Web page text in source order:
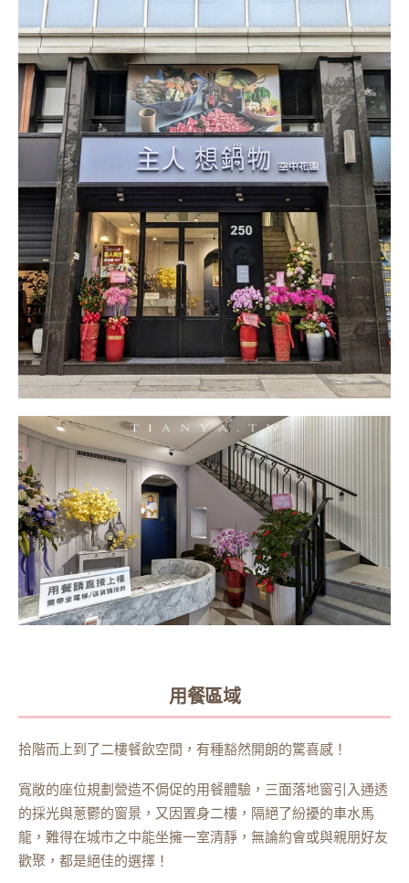
用餐區域
拾階而上到了二樓餐飲空間，有種豁然開朗的驚喜感！
寬敞的座位規劃營造不侷促的用餐體驗，三面落地窗引入通透
的採光與蔥鬱的窗景，又因置身二樓，隔絕了紛擾的車水馬
龍，難得在城市之中能坐擁一室清靜，無論約會或與親朋好友
歡聚，都是絕佳的選擇！